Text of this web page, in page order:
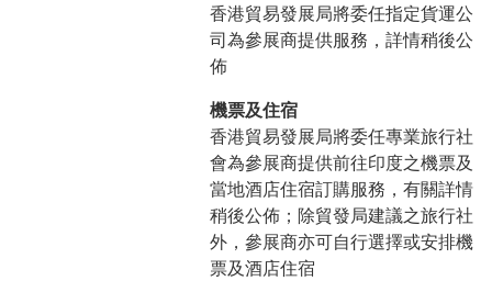
香港貿易發展局將委任指定貨運公
司為參展商提供服務，詳情稍後公
佈
機票及住宿
香港貿易發展局將委任專業旅行社
會為參展商提供前往印度之機票及
當地酒店住宿訂購服務，有關詳情
稍後公佈；除貿發局建議之旅行社
外，參展商亦可自行選擇或安排機
票及酒店住宿